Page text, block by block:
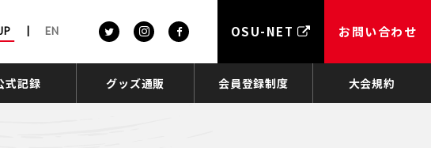
JP EN OSU-NET お問い合わせ
式記録 グッズ通販 会員登録制度 大会規約